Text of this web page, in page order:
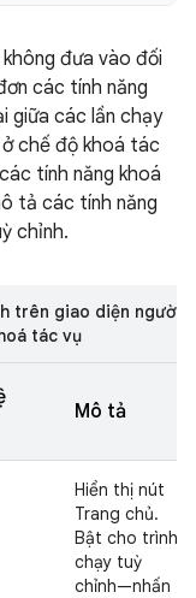
đưa vào đối
các tính năng
giữa các lần chạy
chế độ khoá tác
tính năng khoá
tả các tính năng
chỉnh.
trên giao diện người
tác vụ
Mô tả
Hiển thị nút
Trang chủ.
Bật cho trình
chạy tuỳ
chỉnh—nhấn